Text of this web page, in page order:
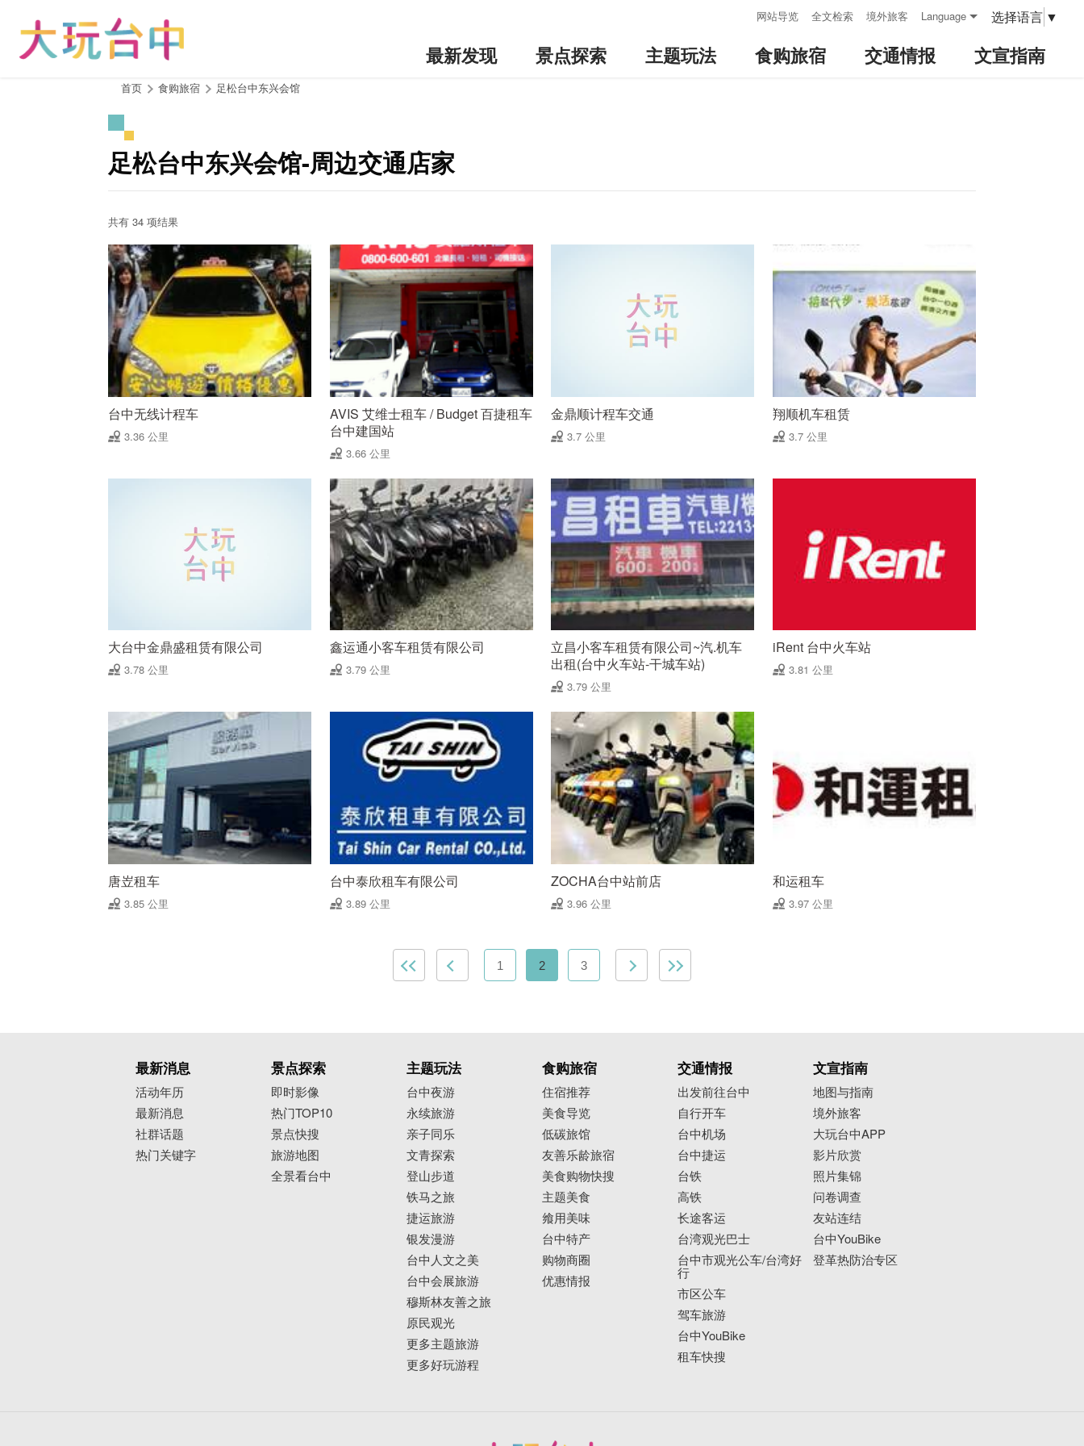
网站导览 全文检索 境外旅客 Language 选择语言 ▼
最新发现 景点探索 主题玩法 食购旅宿 交通情报 文宣指南
首页 食购旅宿 足松台中东兴会馆
足松台中东兴会馆-周边交通店家
共有 34 项结果
台中无线计程车
3.36 公里
AVIS 艾维士租车 / Budget 百捷租车
台中建国站
3.66 公里
金鼎顺计程车交通
3.7 公里
翔顺机车租赁
3.7 公里
大台中金鼎盛租赁有限公司
3.78 公里
鑫运通小客车租赁有限公司
3.79 公里
立昌小客车租赁有限公司~汽.机车
出租(台中火车站-干城车站)
3.79 公里
iRent 台中火车站
3.81 公里
唐岦租车
3.85 公里
台中泰欣租车有限公司
3.89 公里
ZOCHA台中站前店
3.96 公里
和运租车
3.97 公里
1 2 3
最新消息
活动年历
最新消息
社群话题
热门关键字
景点探索
即时影像
热门TOP10
景点快搜
旅游地图
全景看台中
主题玩法
台中夜游
永续旅游
亲子同乐
文青探索
登山步道
铁马之旅
捷运旅游
银发漫游
台中人文之美
台中会展旅游
穆斯林友善之旅
原民观光
更多主题旅游
更多好玩游程
食购旅宿
住宿推荐
美食导览
低碳旅馆
友善乐龄旅宿
美食购物快搜
主题美食
飨用美味
台中特产
购物商圈
优惠情报
交通情报
出发前往台中
自行开车
台中机场
台中捷运
台铁
高铁
长途客运
台湾观光巴士
台中市观光公车/台湾好
行
市区公车
驾车旅游
台中YouBike
租车快搜
文宣指南
地图与指南
境外旅客
大玩台中APP
影片欣赏
照片集锦
问卷调查
友站连结
台中YouBike
登革热防治专区